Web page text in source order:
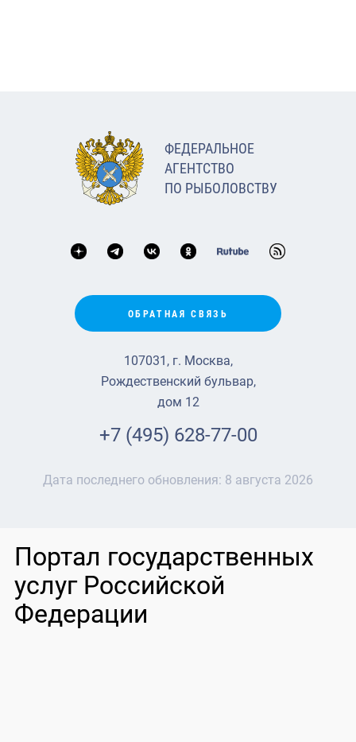
ФЕДЕРАЛЬНОЕ
АГЕНТСТВО
ПО РЫБОЛОВСТВУ
ОБРАТНАЯ СВЯЗЬ
107031, г. Москва,
Рождественский бульвар,
дом 12
+7 (495) 628-77-00
Дата последнего обновления: 8 августа 2026
Портал государственных
услуг Российской
Федерации